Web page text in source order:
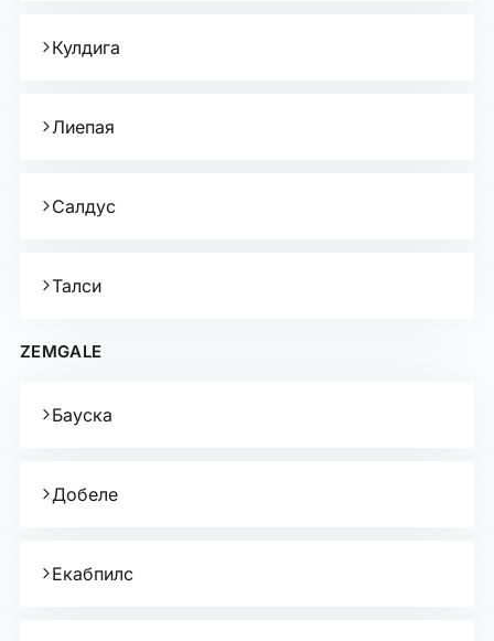
Кулдига
Лиепая
Салдус
Талси
ZEMGALE
Бауска
Добеле
Екабпилс